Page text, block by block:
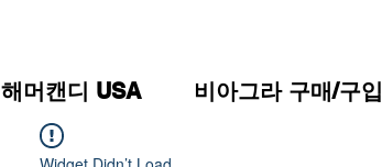
해머캔디 USA 비아그라 구매/구입